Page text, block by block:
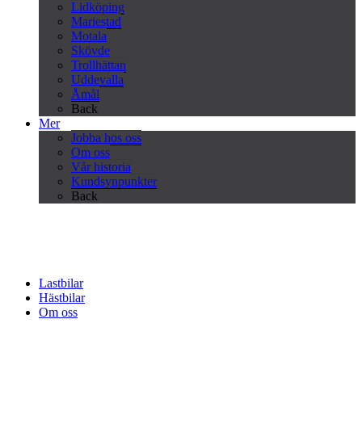
Lidköping
Mariestad
Motala
Skövde
Trollhättan
Uddevalla
Åmål
Back
Mer
Jobba hos oss
Om oss
Vår historia
Kundsynpunkter
Back
Lastbilar
Hästbilar
Om oss